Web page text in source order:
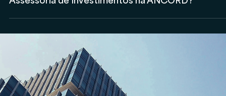
Rodolfo Al Alam
22 de out. de 2024
Consultor CVM